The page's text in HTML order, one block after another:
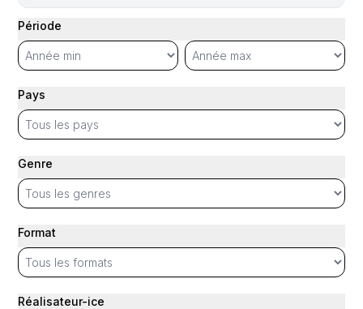
Période
Pays
Genre
Format
Réalisateur-ice